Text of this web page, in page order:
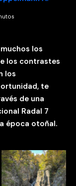
los
los contrastes
los
te
de una
Radal 7
época otoñal.